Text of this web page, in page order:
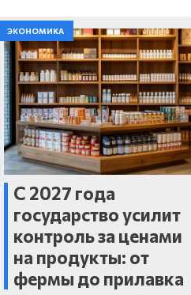
ЭКОНОМИКА
С 2027 года
государство усилит
контроль за ценами
на продукты: от
фермы до прилавка